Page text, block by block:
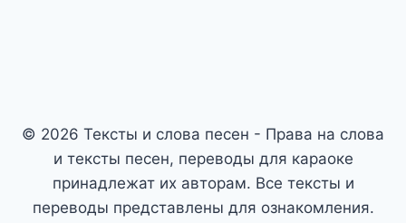
© 2026 Тексты и слова песен - Права на слова
и тексты песен, переводы для караоке
принадлежат их авторам. Все тексты и
переводы представлены для ознакомления.